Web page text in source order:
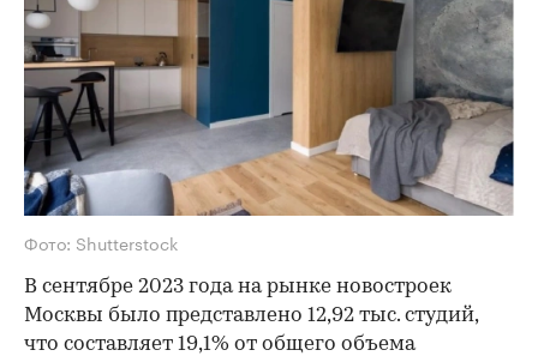
Фото: Shutterstock
В сентябре 2023 года на рынке новостроек
Москвы было представлено 12,92 тыс. студий,
что составляет 19,1% от общего объема